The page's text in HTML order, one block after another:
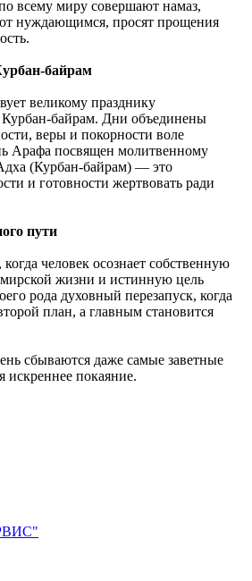
всему миру совершают намаз,
нуждающимся, просят прощения
байрам
великому празднику
байрам. Дни объединены
веры и покорности воле
Арафа посвящен молитвенному
(Курбан-байрам) — это
и готовности жертвовать ради
пути
человек осознает собственную
мирской жизни и истинную цель
рода духовный перезапуск, когда
план, а главным становится
сбываются даже самые заветные
искреннее покаяние.